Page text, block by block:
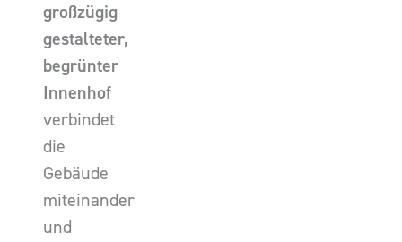
großzügig
gestalteter,
begrünter
Innenhof
verbindet
die
Gebäude
miteinander
und